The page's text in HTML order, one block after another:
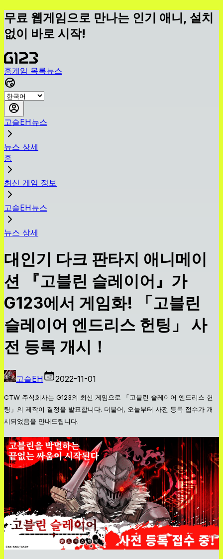
무료 웹게임으로 만나는 인기 애니, 설치
없이 바로 시작!
홈게임 목록뉴스
고슬EH뉴스
뉴스 상세
홈
최신 게임 정보
고슬EH뉴스
뉴스 상세
대인기 다크 판타지 애니메이
션 『고블린 슬레이어』가
G123에서 게임화! 「고블린
슬레이어 엔드리스 헌팅」 사
전 등록 개시！
고슬EH 2022-11-01
CTW 주식회사는 G123의 최신 게임으로 「고블린 슬레이어 엔드리스 헌
팅」의 제작이 결정을 발표합니다. 더불어, 오늘부터 사전 등록 접수가 개
시되었음을 안내드립니다.